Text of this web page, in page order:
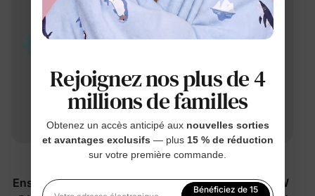
Ensembles Papa & Moi de Robe Maman & Moi PAW
Rejoignez nos plus de 4
millions de familles
Obtenez un accès anticipé aux nouvelles sorties
et avantages exclusifs — plus 15 % de réduction
sur votre première commande.
Bénéficiez de 15